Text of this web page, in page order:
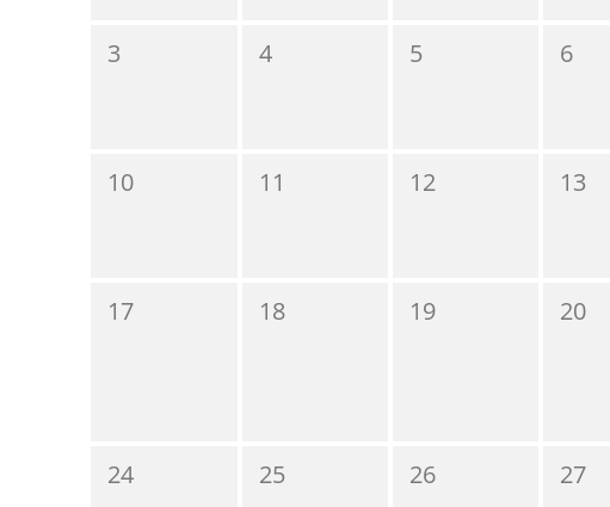
3 4 5 6
10 11 12 13
17 18 19 20
24 25 26 27